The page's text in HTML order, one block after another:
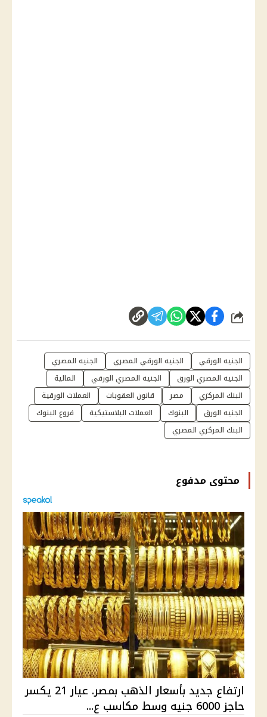
شارك
الجنيه الورقي الجنيه الورقي المصري
الجنيه المصري
الجنيه المصري الورق
الجنيه المصري الورقي
المالية
البنك المركزي
مصر قانون العقوبات
العملات الورقية
الجنيه الورق
البنوك العملات البلاستيكية
فروع البنوك
البنك المركزي المصري
محتوى مدفوع
ارتفاع جديد بأسعار الذهب بمصر. عيار 21 يكسر
حاجز 6000 جنيه وسط مكاسب ع...